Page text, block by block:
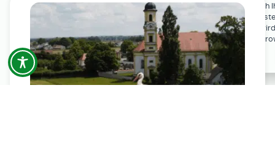
Der KI-Chatbot steht erst nach
Einwilligung in den Cookie-
Verfügung. Der Chat-Verlauf
ausschließlich lokal in Ihrem
gespeichert.